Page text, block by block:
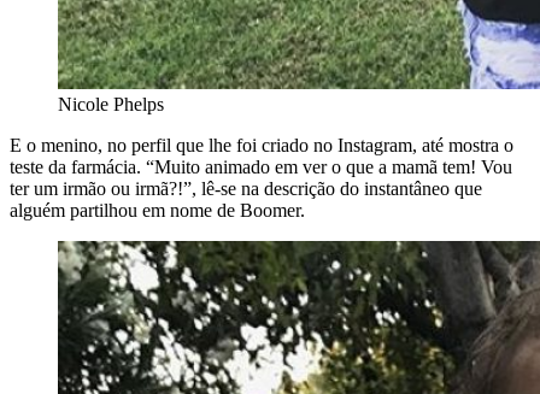
Nicole Phelps
E o menino, no perfil que lhe foi criado no Instagram, até mostra o
teste da farmácia. “Muito animado em ver o que a mamã tem! Vou
ter um irmão ou irmã?!”, lê-se na descrição do instantâneo que
alguém partilhou em nome de Boomer.